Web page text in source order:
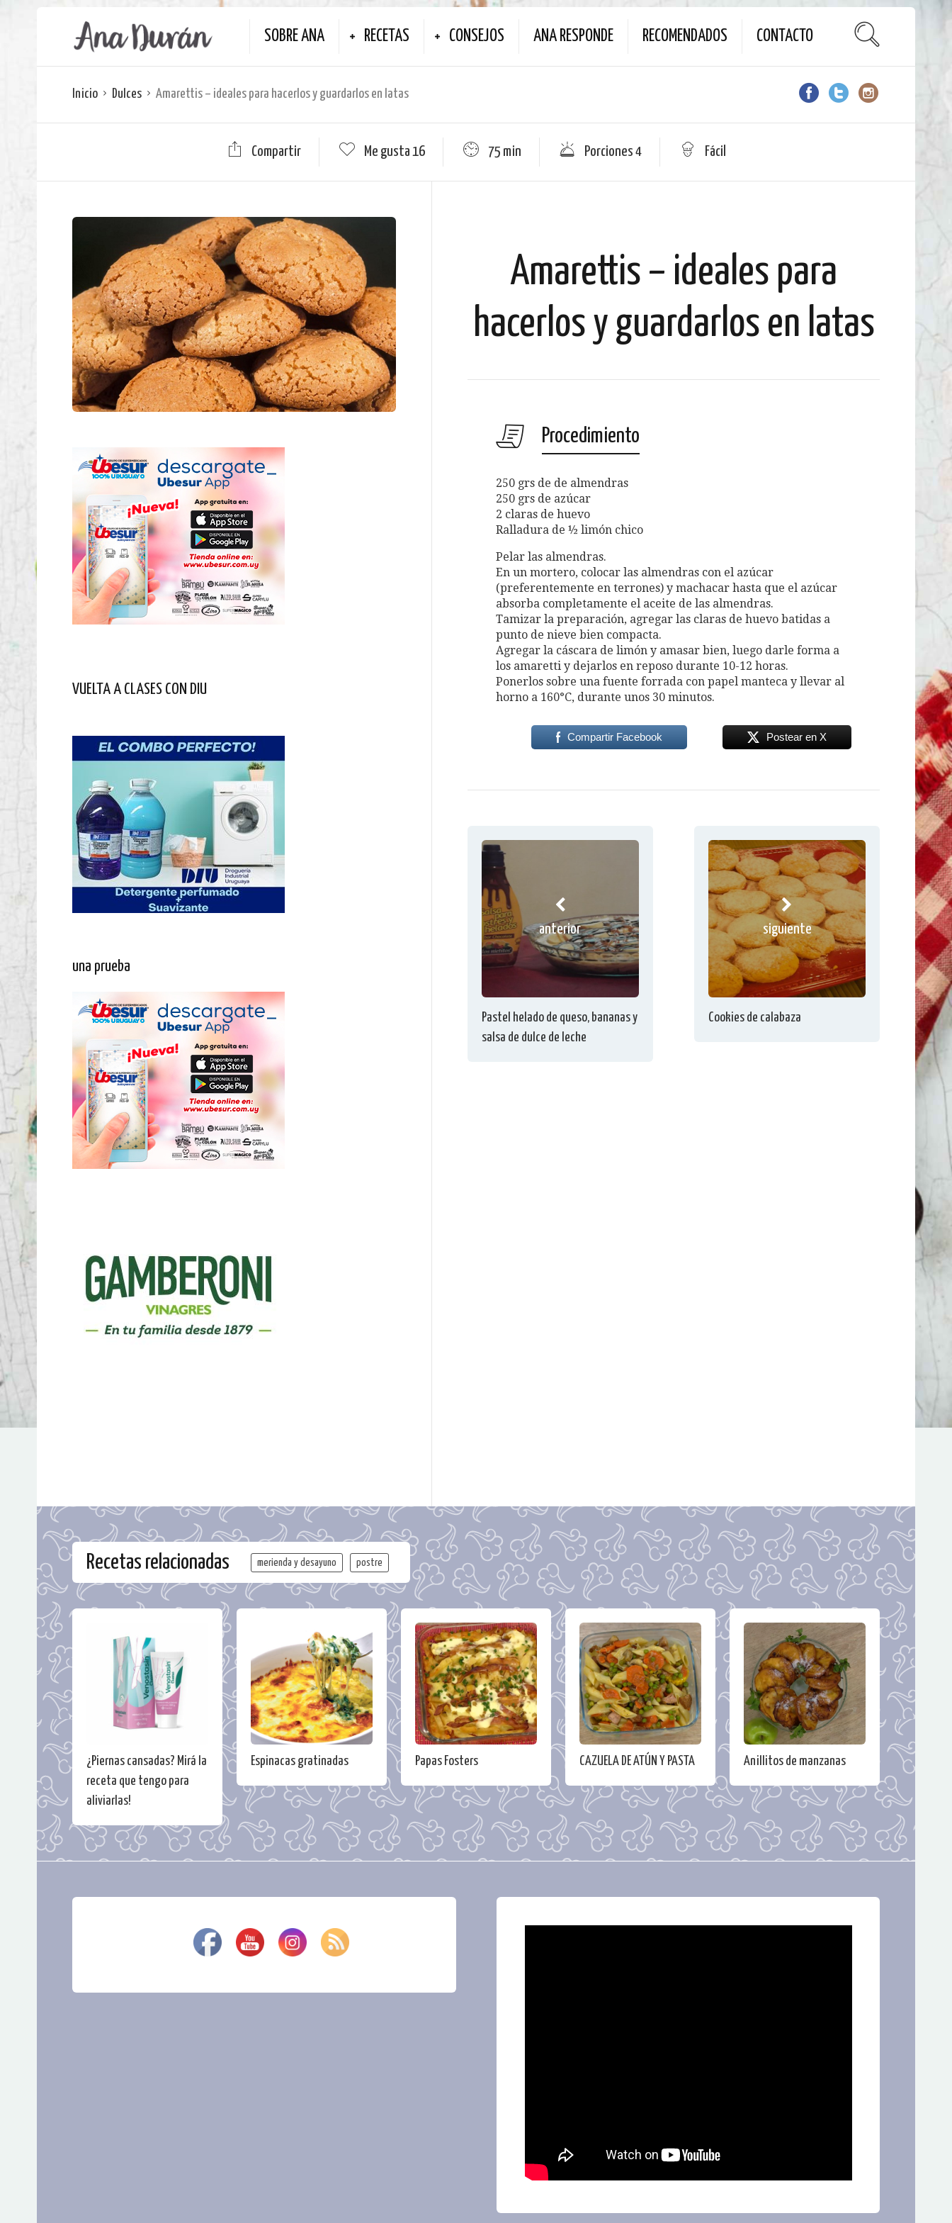
SOBRE ANA RECETAS CONSEJOS ANA RESPONDE RECOMENDADOS CONTACTO
Inicio Dulces Amarettis – ideales para hacerlos y guardarlos en latas
Compartir Me gusta 16 75 min Porciones 4 Fácil
VUELTA A CLASES CON DIU
una prueba
Amarettis – ideales para
hacerlos y guardarlos en latas
Procedimiento
250 grs de de almendras
250 grs de azúcar
2 claras de huevo
Ralladura de ½ limón chico
Pelar las almendras.
En un mortero, colocar las almendras con el azúcar
(preferentemente en terrones) y machacar hasta que el azúcar
absorba completamente el aceite de las almendras.
Tamizar la preparación, agregar las claras de huevo batidas a
punto de nieve bien compacta.
Agregar la cáscara de limón y amasar bien, luego darle forma a
los amaretti y dejarlos en reposo durante 10-12 horas.
Ponerlos sobre una fuente forrada con papel manteca y llevar al
horno a 160°C, durante unos 30 minutos.
Compartir Facebook Postear en X
anterior
Pastel helado de queso, bananas y
salsa de dulce de leche
siguiente
Cookies de calabaza
Recetas relacionadas merienda y desayuno postre
¿Piernas cansadas? Mirá la
receta que tengo para
aliviarlas!
Espinacas gratinadas Papas Fosters CAZUELA DE ATÚN Y PASTA Anillitos de manzanas